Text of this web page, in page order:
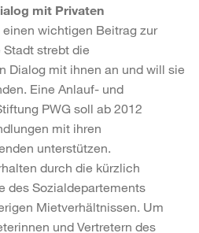
mit Privaten
wichtigen Beitrag zur
strebt die
Dialog mit ihnen an und will sie
Eine Anlauf- und
PWG soll ab 2012
mit ihren
unterstützen.
durch die kürzlich
des Sozialdepartements
Mietverhältnissen. Um
und Vertretern des